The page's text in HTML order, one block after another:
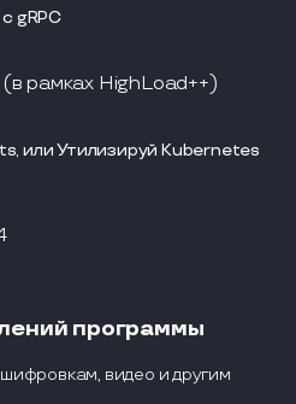
gRPC
рамках HighLoad++)
или Утилизируй Kubernetes
программы
видео и другим